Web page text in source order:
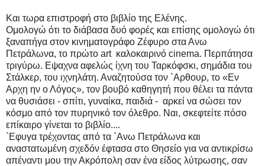
Και τωρα επιστροφή στο βιβλίο της Ελένης.
Ομολογώ ότι το διάβασα δυό φορές και επίσης ομολογώ ότι
ξαναπήγα στον κινηματογράφο Ζέφυρο στα Ανω
Πετράλωνα, το πρώτο art καλοκαιρινό cinema. Περπάτησα
τριγύρω. Εψαχνα αφελώς ίχνη του Ταρκόφσκι, σημάδια του
Στάλκερ, του ιχνηλάτη. Αναζητούσα τον `Αρθουρ, το «Εν
Αρχη ην ο Λόγος», τον βουβό καθηγητή που θέλει τα πάντα
να θυσιάσει - σπίτι, γυναίκα, παιδιά - αρκεί να σώσει τον
κόσμο από τον πυρηνικό τον όλεθρο. Ναι, σκεφτείτε πόσο
επίκαιρο γίνεται το βιβλίο....
`Εφυγα τρέχοντας από τα `Ανω Πετράλωνα και
αναστατωμένη σχεδόν έφτασα στο Θησείο για να αντικρίσω
απέναντι μου την Ακρόπολη σαν ένα είδος λύτρωσης, σαν